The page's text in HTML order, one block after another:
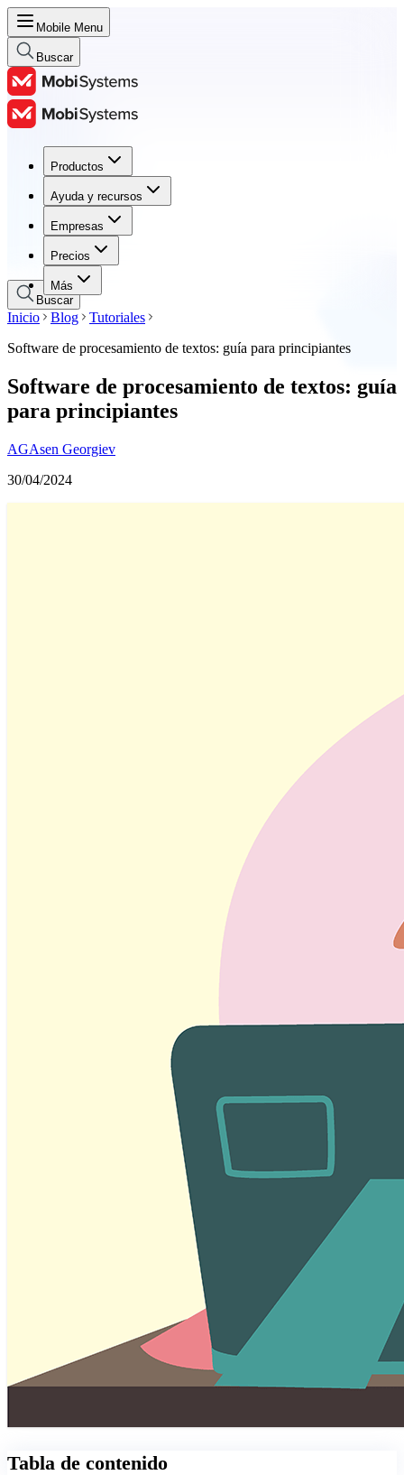
Mobile Menu
Buscar
Productos
Ayuda y recursos
Empresas
Precios
Más
Productos
Ayuda y recursos
Empresas
Precios
Buscar
Inicio Blog
Tutoriales
Software de procesamiento de textos: guía para principiantes
Software de procesamiento de textos: guía
para principiantes
AGAsen Georgiev
30/04/2024
Tabla de contenido